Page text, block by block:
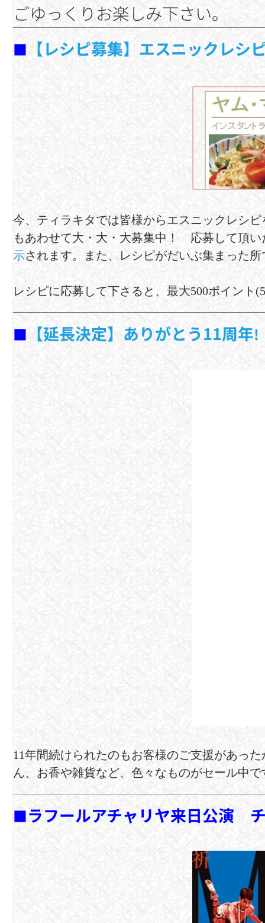
ごゆっくりお楽しみ下さい。
■ 【レシピ募集】エスニックレシ
今、ティラキタでは皆様からエスニックレシ
もあわせて大・大・大募集中！ 応募して頂い
示されます。また、レシピがだいぶ集まった
レシピに応募して下さると、最大500ポイン
■ 【延長決定】ありがとう11周年
11年間続けられたのもお客様のご支援があっ
ん、お香や雑貨など、色々なものがセール中で
■ラフールアチャリヤ来日公演